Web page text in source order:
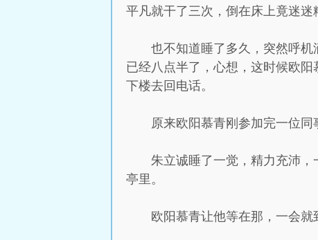
平凡就干了三次，倒在床上竟迷迷
也不知道睡了多久，突然呼机
已经八点半了，心想，这时候欧
下楼去回电话。
原来欧阳慕青刚参加完一位同
朱立诚睡了一觉，精力充沛
亭里。
欧阳慕青让他等在那，一会就